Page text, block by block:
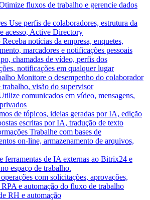
fluxos de trabalho e gerencie dados
Use perfis de colaboradores, estrutura da
acesso, Active Directory
Receba notícias da empresa, enquetes,
marcadores e notificações pessoais
chamadas de vídeo, perfis dos
notificações em qualquer lugar
Monitore o desempenho do colaborador
visão do supervisor
comunicados em vídeo, mensagens,
de tópicos, ideias geradas por IA, edição
escritas por IA, tradução de texto
Trabalhe com bases de
on-line, armazenamento de arquivos,
ferramentas de IA externas ao Bitrix24 e
espaço de trabalho.
com solicitações, aprovações,
RPA e automação do fluxo de trabalho
RH e automação